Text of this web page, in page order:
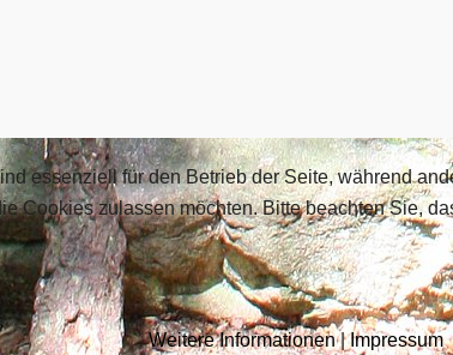
essenziell für den Betrieb der Seite, während
Cookies zulassen möchten. Bitte beachten Sie,
Weitere Informationen|Impressum